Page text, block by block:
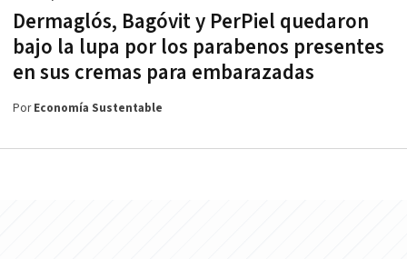
Dermaglós, Bagóvit y PerPiel quedaron
bajo la lupa por los parabenos presentes
en sus cremas para embarazadas
PorEconomía Sustentable